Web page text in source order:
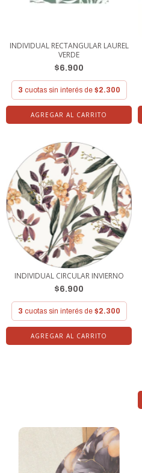
INDIVIDUAL RECTANGULAR LAUREL
VERDE
$6.900
3 cuotas sin interés de $2.300
INDIVIDUAL CIRCULAR INVIERNO
$6.900
3 cuotas sin interés de $2.300